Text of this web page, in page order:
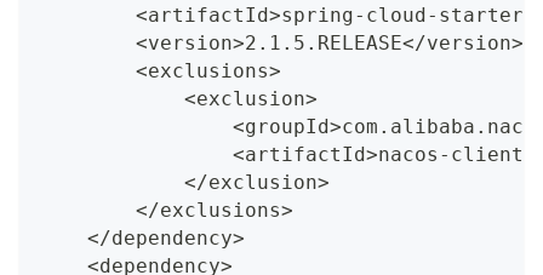
<artifactId>spring-cloud-
        <version>2.1.5.RELEASE</version>
        <exclusions>
            <exclusion>
<artifactId>nacos-
            </exclusion>
        </exclusions>
    </dependency>
    <dependency>